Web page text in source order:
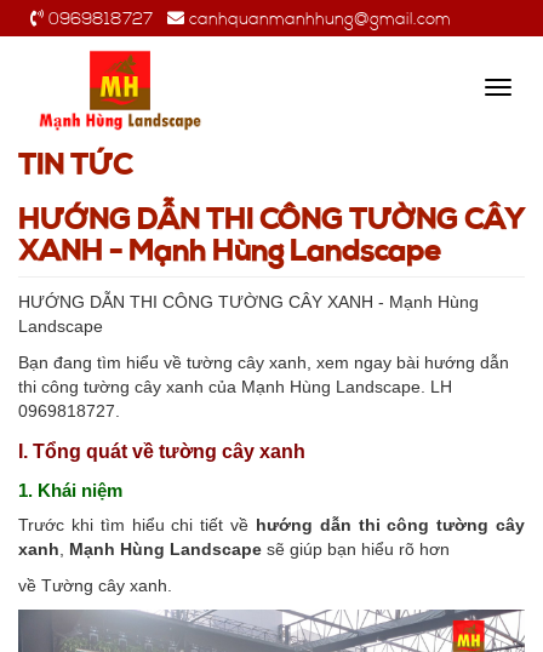
0969818727 canhquanmanhhung@gmail.com
TIN TỨC
HƯỚNG DẪN THI CÔNG TƯỜNG CÂY
XANH - Mạnh Hùng Landscape
HƯỚNG DẪN THI CÔNG TƯỜNG CÂY XANH - Mạnh Hùng
Landscape
Bạn đang tìm hiểu về tường cây xanh, xem ngay bài hướng dẫn
thi công tường cây xanh của Mạnh Hùng Landscape. LH
0969818727.
I. Tổng quát về tường cây xanh
1. Khái niệm
Trước khi tìm hiểu chi tiết về hướng dẫn thi công tường cây
xanh
Mạnh Hùng Landscape sẽ giúp bạn hiểu rõ hơn
về Tường cây xanh.